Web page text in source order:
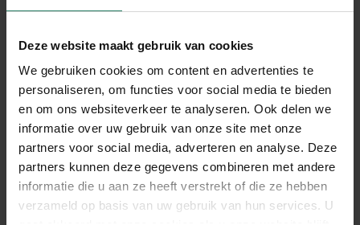
Deze website maakt gebruik van cookies
We gebruiken cookies om content en advertenties te
personaliseren, om functies voor social media te bieden
en om ons websiteverkeer te analyseren. Ook delen we
informatie over uw gebruik van onze site met onze
partners voor social media, adverteren en analyse. Deze
partners kunnen deze gegevens combineren met andere
informatie die u aan ze heeft verstrekt of die ze hebben
verzameld op basis van uw gebruik van hun services. U
worden gebruikt. Vooral handig als je in je posts
veel gebruik maakt van foto’s. Canva is gratis,
Canva Pro kost € 8,99 per maand.
Welke tool helpt jou om je socialmedia-leven
behapbaar en leuk te houden? Laat het ons weten
via onze social media ;)
SharePeople maakt het leven van de zelfstandig
ondernemer graag simpel. Niet alleen met deze